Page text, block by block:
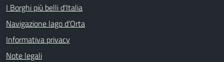
I Borghi più belli d'Italia
Navigazione lago d'Orta
Informativa privacy
Note legali